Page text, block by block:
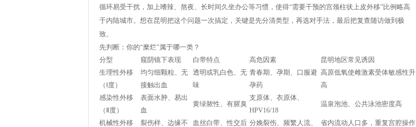
循环易受干扰，加上嗜辣、熬夜、长时间久坐办公等习惯，使得“需要干预的宫颈柱状上皮外移”比例略高
于内陆城市。想在昆明把这个问题一次搞定，关键是先分清类型，再选对手法，最后把复查随访做到极
致。
先判断：你的“糜烂”属于哪一类？
分型
窥阴镜下表现 白带特点 高危因素
昆明地区常见诱因
生理性外移
（Ⅰ度）
均匀细颗粒、无
接触出血
透明或乳白色、无
味
青春期、孕期、口服避
孕药
高原低氧使雌激素受体敏感性升
高
感染性外移
（Ⅱ度）
表面水肿、易出
血
黄绿脓性、有腥臭
支原体、衣原体、
HPV16/18
温泉泡池、公共泳池密度高
机械性外移
裂伤样、边缘不
血丝白带、性交后 分娩裂伤、频繁人流、
省内流动人口多，重复宫腔操作